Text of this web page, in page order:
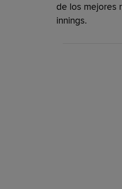
de los mejores
innings.